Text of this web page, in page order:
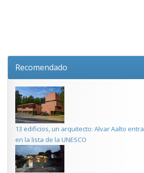
Recomendado
13 edificios, un arquitecto: Alvar Aalto entra
en la lista de la UNESCO